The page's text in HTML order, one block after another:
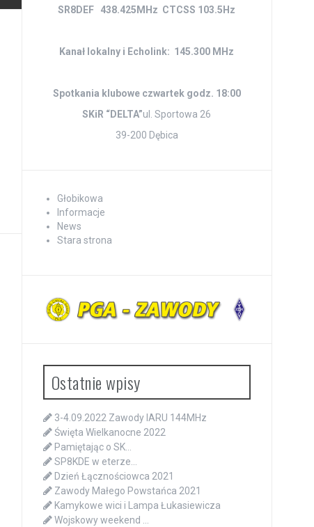
SR8DEF 438.425MHz CTCSS 103.5Hz
Kanał lokalny i Echolink: 145.300 MHz
Spotkania klubowe czwartek godz. 18:00
SKiR “DELTA”ul. Sportowa 26
39-200 Dębica
Głobikowa
Informacje
News
Stara strona
Ostatnie wpisy
3-4.09.2022 Zawody IARU 144MHz
Święta Wielkanocne 2022
Pamiętając o SK…
SP8KDE w eterze…
Dzień Łącznościowca 2021
Zawody Małego Powstańca 2021
Kamykowe wici i Lampa Łukasiewicza
Wojskowy weekend …